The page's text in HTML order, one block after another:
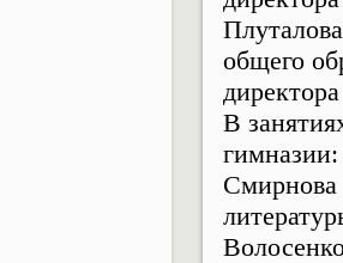
общего
В
гимназии:
Смирнова